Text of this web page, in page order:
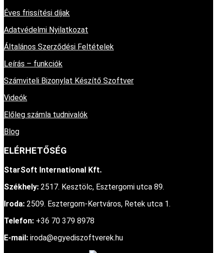
Éves frissítési díjak
Adatvédelmi Nyilatkozat
Általános Szerződési Feltételek
Leírás – funkciók
Számviteli Bizonylat Készítő Szoftver
Videók
Előleg számla tudnivalók
Blog
ELÉRHETŐSÉG
StarSoft International Kft.
Székhely: 2517. Kesztölc, Esztergomi utca 89.
Iroda: 2509. Esztergom-Kertváros, Retek utca 1.
Telefon: +36 70 379 8978
E-mail: iroda@egyediszoftverek.hu